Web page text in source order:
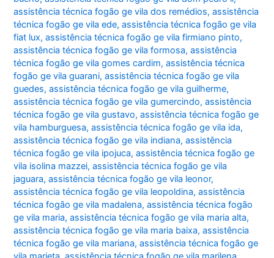
assistência técnica fogão ge vila dos remédios,assistência
técnica fogão ge vila ede,assistência técnica fogão ge vila
fiat lux,assistência técnica fogão ge vila firmiano pinto,
assistência técnica fogão ge vila formosa,assistência
técnica fogão ge vila gomes cardim,assistência técnica
fogão ge vila guarani,assistência técnica fogão ge vila
guedes,assistência técnica fogão ge vila guilherme,
assistência técnica fogão ge vila gumercindo,assistência
técnica fogão ge vila gustavo,assistência técnica fogão ge
vila hamburguesa,assistência técnica fogão ge vila ida,
assistência técnica fogão ge vila indiana,assistência
técnica fogão ge vila ipojuca,assistência técnica fogão ge
vila isolina mazzei,assistência técnica fogão ge vila
jaguara,assistência técnica fogão ge vila leonor,
assistência técnica fogão ge vila leopoldina,assistência
técnica fogão ge vila madalena,assistência técnica fogão
ge vila maria,assistência técnica fogão ge vila maria alta,
assistência técnica fogão ge vila maria baixa,assistência
técnica fogão ge vila mariana,assistência técnica fogão ge